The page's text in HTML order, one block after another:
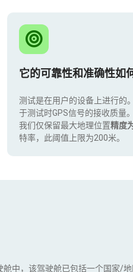
它的可靠性和准确性如
测试是在用户的设备上进行的
于测试时GPS信号的接收质量
我们仅保留最大地理位置精度
特率，此阈值上限为200米。
中，该驾驶舱已包括一个国家/